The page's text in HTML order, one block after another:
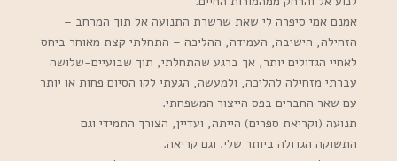
אמנם אמי סיפרה לי שאת שרשרת התנועה אל תוך המרחב –
הזחילה, הישיבה, העמידה, ההליכה – התחלתי קצת מאוחר ביחס
לאחיי הגדולים יותר, אך ברגע שהתחלתי, תוך שבועיים-שלושה
עברתי מזחילה להליכה, ולמעשה, הגעתי לקו הסיום פחות או יותר
עם שאר החברים בפס הייצור המשפחתי.
תנועה (וקריאת ספרים) הייתה, ועדיין, הצורך התמידי וגם
התשוקה הגדולה ביותר שלי. וגם קריאה.